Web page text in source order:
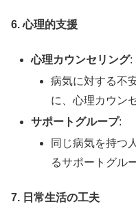
6. 心理的支援
心理カウンセリング:
病気に対する不
に、心理カウン
サポートグループ:
同じ病気を持つ
るサポートグル
7. 日常生活の工夫